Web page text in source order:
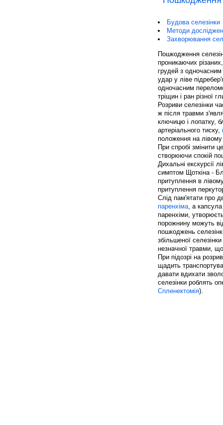
Будова селезінки
Методи
Захворювання
Пошкодження
проникаючих
грудей з
удар у ліве
одночасним
тріщин і ран різної
Розриви селезінки
ж після травми
ключицю і лопатку,
артеріального тиску,
положення на
При спробі змінити
створюючи спокій
Дихальні екскурсії
симптом Щоткіна -
притуплення в
притуплення
Слід пам'ятати про
паренхіма, а
паренхіми,
порожнину можуть
пошкоджень
збільшеної
незначної травми,
При підозрі на
щадить
давати вдихати
селезінки роблять
Спленектомія).